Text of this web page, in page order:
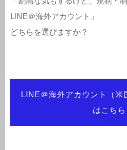
LINE＠海外アカウント」
どちらを選びますか？
LINE＠海外アカウント（米
はこちら